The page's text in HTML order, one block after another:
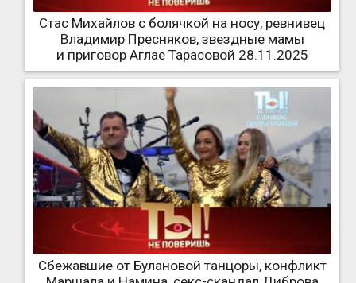
Стас Михайлов с болячкой на носу, ревнивец
Владимир Пресняков, звездные мамы
и приговор Аглае Тарасовой 28.11.2025
Сбежавшие от Булановой танцоры, конфликт